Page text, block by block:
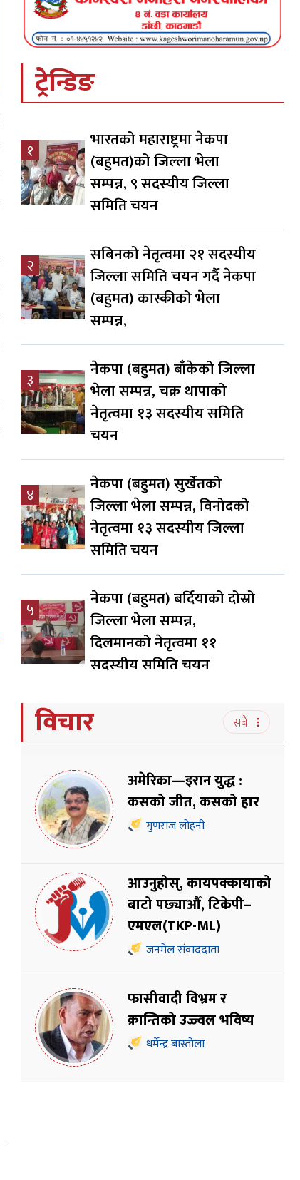
ट्रेन्डिङ
१
भारतको महाराष्ट्रमा नेकपा
(बहुमत)को जिल्ला भेला
सम्पन्न, ९ सदस्यीय जिल्ला
समिति चयन
२
सबिनको नेतृत्वमा २१ सदस्यीय
जिल्ला समिति चयन गर्दै नेकपा
(बहुमत) कास्कीको भेला
सम्पन्न,
३
नेकपा (बहुमत) बाँकेको जिल्ला
भेला सम्पन्न, चक्र थापाको
नेतृत्वमा १३ सदस्यीय समिति
चयन
४
नेकपा (बहुमत) सुर्खेतको
जिल्ला भेला सम्पन्न, विनोदको
नेतृत्वमा १३ सदस्यीय जिल्ला
समिति चयन
५
नेकपा (बहुमत) बर्दियाको दोस्रो
जिल्ला भेला सम्पन्न,
दिलमानको नेतृत्वमा ११
सदस्यीय समिति चयन
विचार सबै
अमेरिका—इरान युद्ध :
कसको जीत, कसको हार
गुणराज लोहनी
आउनुहोस्, कायपक्कायाको
बाटो पछ्याऔँ, टिकेपी–
एमएल(TKP-ML)
जनमेल संवाददाता
फासीवादी विभ्रम र
क्रान्तिको उज्ज्वल भविष्य
धर्मेन्द्र बास्तोला